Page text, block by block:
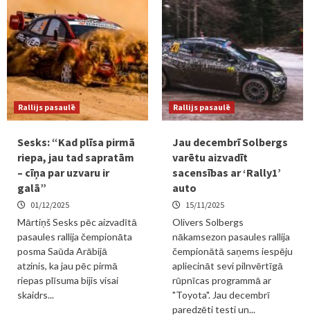
Rallijs pasaulē
Sesks: “Kad plīsa pirmā
riepa, jau tad sapratām
– cīņa par uzvaru ir
galā”
01/12/2025
Mārtiņš Sesks pēc aizvadītā
pasaules rallija čempionāta
posma Saūda Arābijā
atzinis, ka jau pēc pirmā
riepas plīsuma bijis visai
skaidrs...
Rallijs pasaulē
Jau decembrī Solbergs
varētu aizvadīt
sacensības ar ‘Rally1’
auto
15/11/2025
Olivers Solbergs
nākamsezon pasaules rallija
čempionātā saņems iespēju
apliecināt sevi pilnvērtīgā
rūpnīcas programmā ar
"Toyota". Jau decembrī
paredzēti testi un...